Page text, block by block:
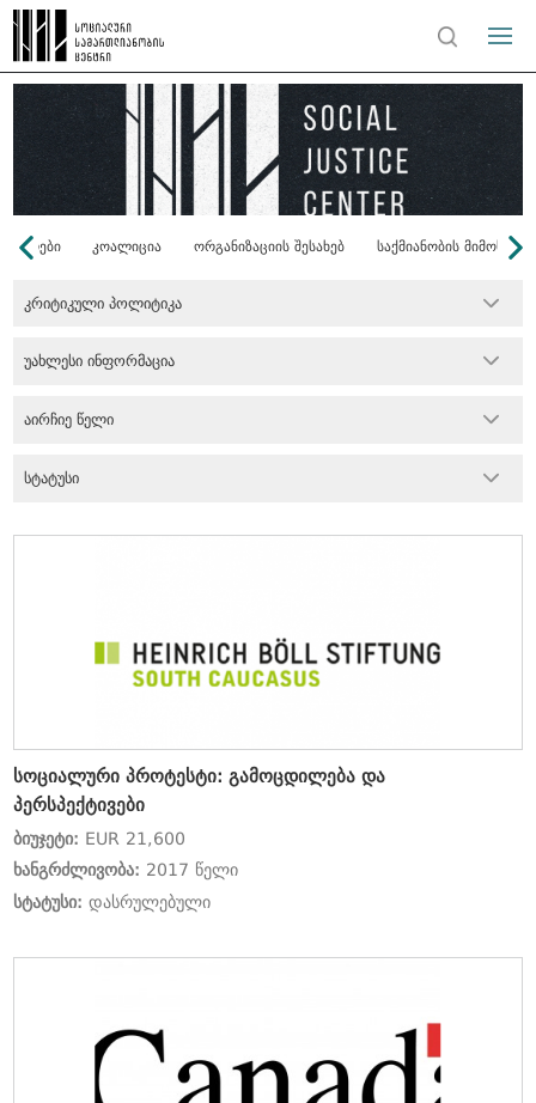
კოალიცია ორგანიზაციის შესახებ საქმიანობის
კრიტიკული პოლიტიკა
უახლესი ინფორმაცია
აირჩიე წელი
სტატუსი
სოციალური პროტესტი: გამოცდილება და
პერსპექტივები
ბიუჯეტი: EUR 21,600
ხანგრძლივობა: 2017 წელი
სტატუსი:დასრულებული